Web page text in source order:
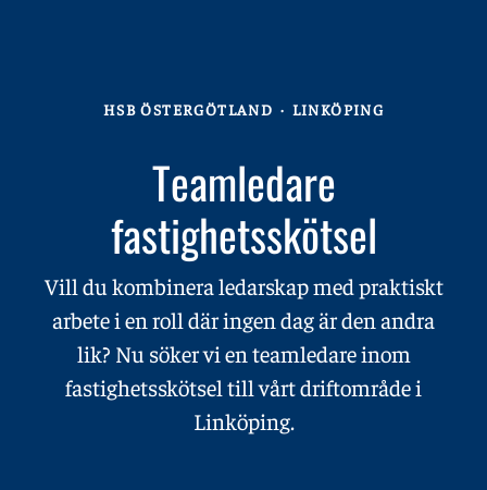
HSB ÖSTERGÖTLAND · LINKÖPING
Teamledare
fastighetsskötsel
Vill du kombinera ledarskap med praktiskt
arbete i en roll där ingen dag är den andra
lik? Nu söker vi en teamledare inom
fastighetsskötsel till vårt driftområde i
Linköping.